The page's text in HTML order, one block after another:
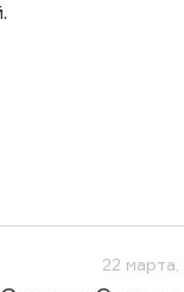
22 марта,